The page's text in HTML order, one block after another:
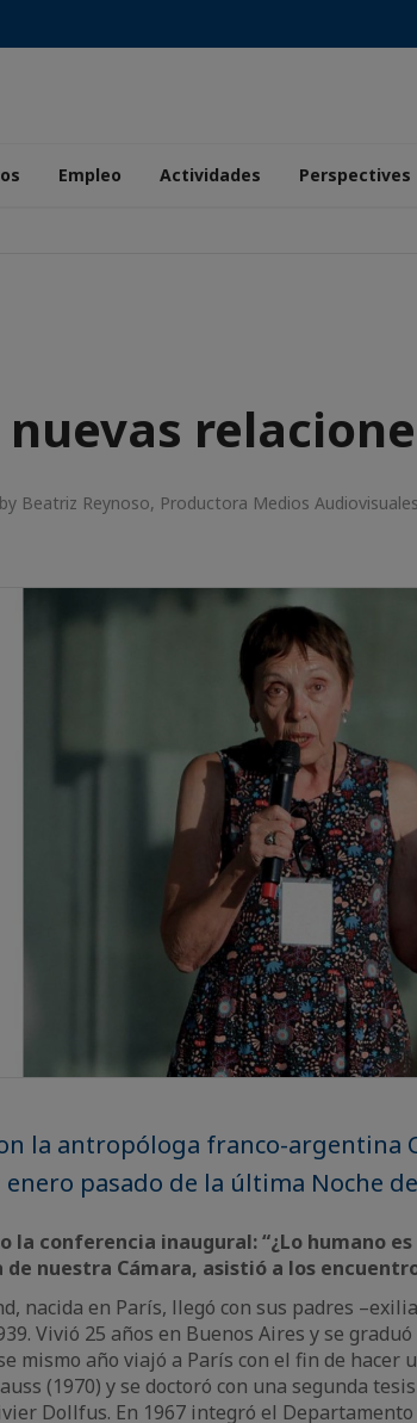
Empleo Actividades Perspectives
nuevas
Beatriz Reynoso, Productora Medios
la antropóloga franco-argentina
pasado de la última Noche
la conferencia inaugural: “¿Lo humano
de nuestra Cámara, asistió a los
nacida en París, llegó con sus padres
Vivió 25 años en Buenos Aires y se
mismo año viajó a París con el fin de hacer
(1970) y se doctoró con una segunda
Dollfus. En 1967 integró el